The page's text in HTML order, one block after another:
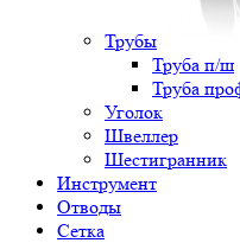
Трубы
Труба п/ш
Труба
Уголок
Швеллер
Шестигранник
Инструмент
Отводы
Сетка